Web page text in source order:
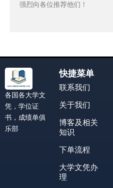
强烈向各位推荐他们！
各国各大学文
凭，学位证
书，成绩单俱
乐部
快捷菜单
联系我们
关于我们
博客及相关
知识
下单流程
大学文凭办
理